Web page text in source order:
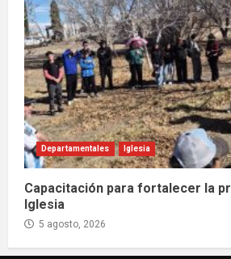
Departamentales Iglesia
Capacitación para fortalecer la
Iglesia
5 agosto, 2026